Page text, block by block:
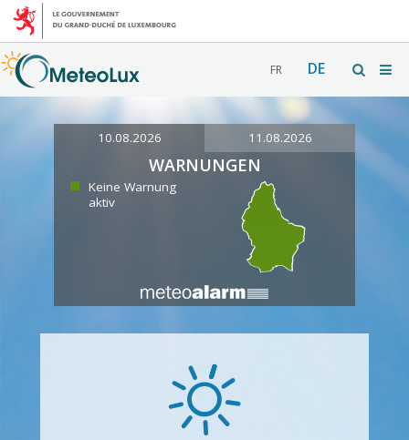
FR DE
10.08.2026 11.08.2026
WARNUNGEN
Keine Warnung
aktiv